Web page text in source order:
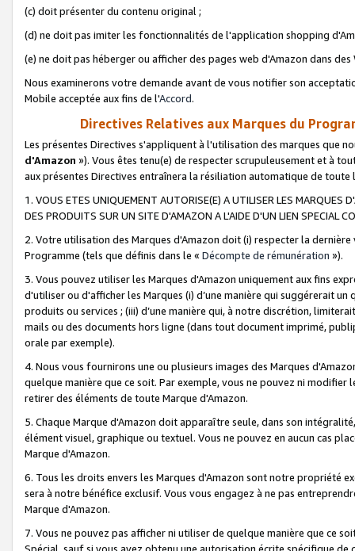
(c) doit présenter du contenu original ;
(d) ne doit pas imiter les fonctionnalités de l'application shopping
(e) ne doit pas héberger ou afficher des pages web d'Amazon dans
Nous examinerons votre demande avant de vous notifier son
Mobile acceptée aux fins de l'Accord.
Directives Relatives aux Marques du
Les présentes Directives s'appliquent à l'utilisation des marques que
d'Amazon »). Vous êtes tenu(e) de respecter scrupuleusement et à
aux présentes Directives entraînera la résiliation automatique de
1. VOUS ETES UNIQUEMENT AUTORISE(E) A UTILISER LES MARQUES
DES PRODUITS SUR UN SITE D'AMAZON A L'AIDE D'UN LIEN SPECIAL
2. Votre utilisation des Marques d'Amazon doit (i) respecter la
Programme (tels que définis dans le « Décompte de rémunération »).
3. Vous pouvez utiliser les Marques d'Amazon uniquement aux fins
d'utiliser ou d'afficher les Marques (i) d’une manière qui suggérerait
produits ou services ; (iii) d’une manière qui, à notre discrétion,
mails ou des documents hors ligne (dans tout document imprimé,
orale par exemple).
4. Nous vous fournirons une ou plusieurs images des Marques
quelque manière que ce soit. Par exemple, vous ne pouvez ni
retirer des éléments de toute Marque d'Amazon.
5. Chaque Marque d'Amazon doit apparaître seule, dans son
élément visuel, graphique ou textuel. Vous ne pouvez en aucun cas
Marque d'Amazon.
6. Tous les droits envers les Marques d'Amazon sont notre propriété
sera à notre bénéfice exclusif. Vous vous engagez à ne pas
Marque d'Amazon.
7. Vous ne pouvez pas afficher ni utiliser de quelque manière que ce
Spécial, sauf si vous avez obtenu une autorisation écrite spécifique de